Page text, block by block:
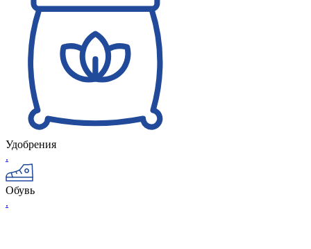
Удобрения
.
Обувь
.